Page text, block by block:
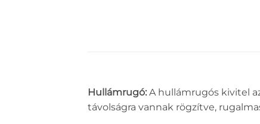
Hullámrugó: A hullámrugós kivitel
távolságra vannak rögzítve,